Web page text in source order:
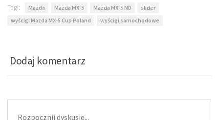
Tagi: Mazda Mazda MX-5 Mazda MX-5 ND
slider
wyścigi Mazda MX-5 Cup Poland
wyścigi samochodowe
Dodaj komentarz